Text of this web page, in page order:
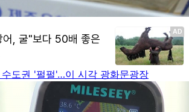
도권 '펄펄'…이 시각 광화문광장